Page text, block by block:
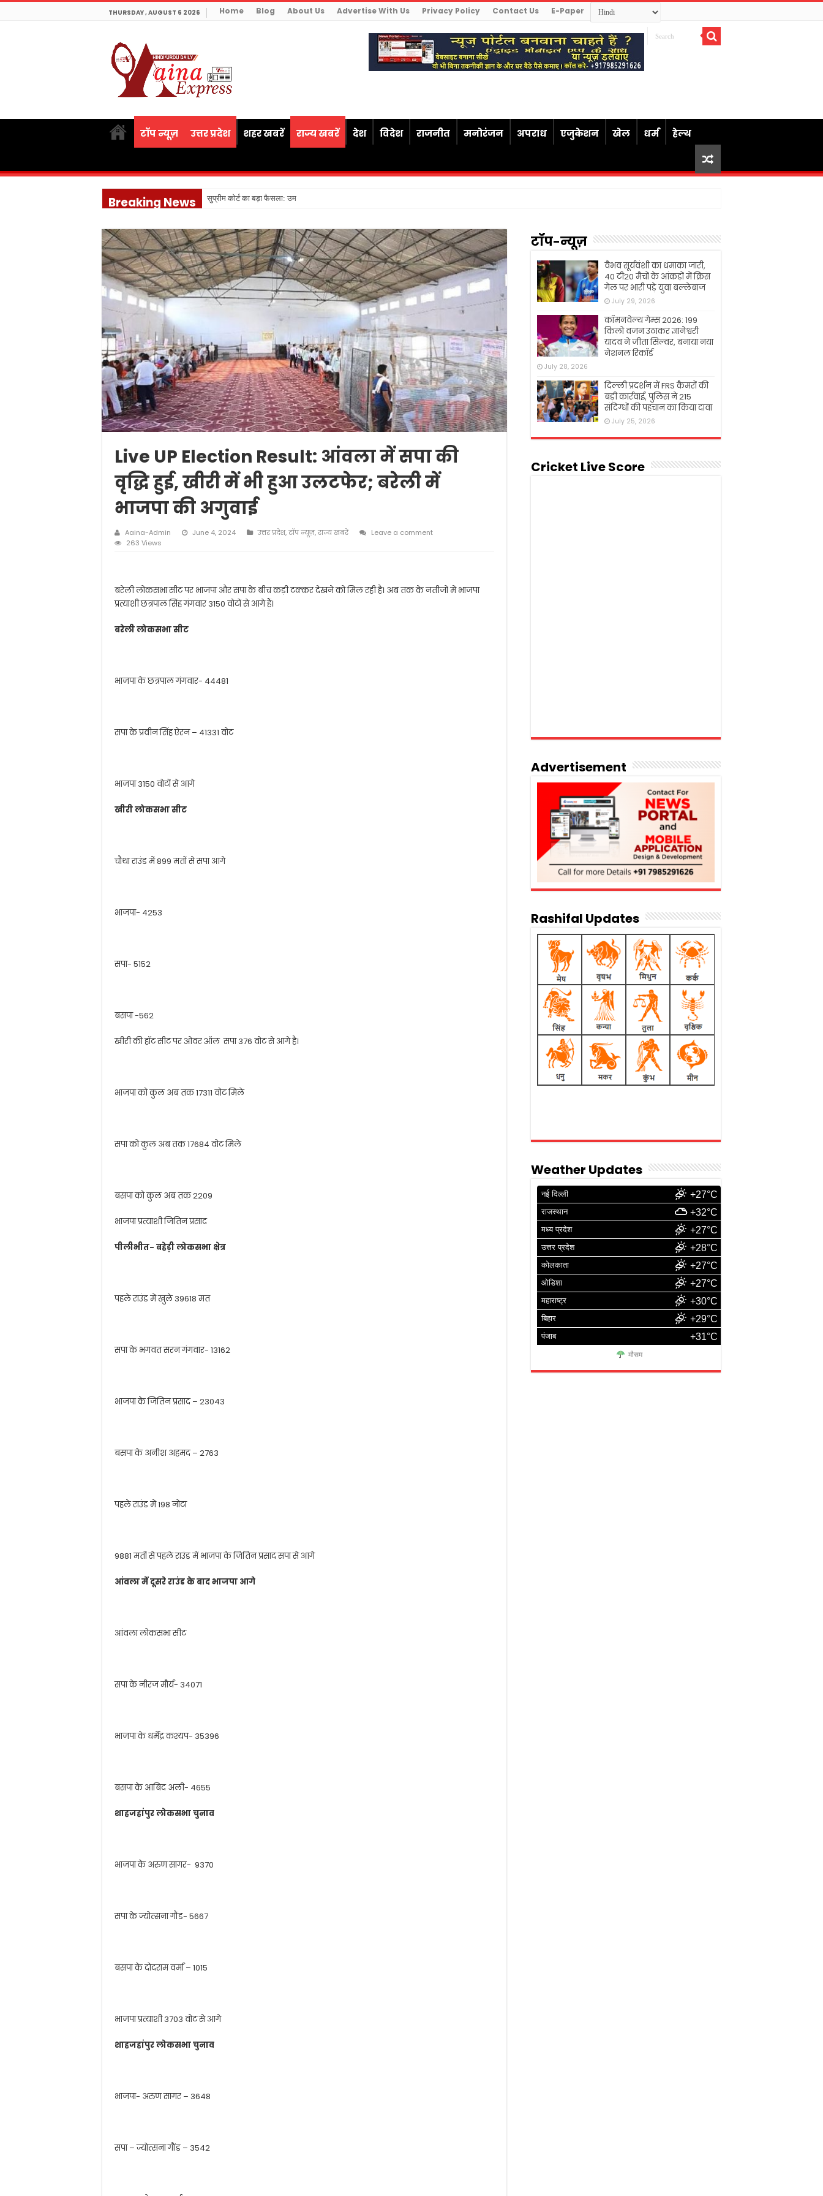
THURSDAY , AUGUST 6 2026 Home Blog About Us Advertise With Us Privacy Policy Contact Us E-Paper
टॉप न्यूज़ उत्तर प्रदेश शहर खबरें राज्य खबरें देश विदेश राजनीत मनोरंजन अपराध एजुकेशन खेल धर्म हेल्थ
Breaking News सुप्रीम कोर्ट का बड़ा फैसला: उम्रकैद के बाद मृत्यु तक जेल
Live UP Election Result: आंवला में सपा की
वृद्धि हुई, खीरी में भी हुआ उलटफेर; बरेली में
भाजपा की अगुवाई
Aaina-Admin June 4, 2024 उत्तर प्रदेश,टॉप न्यूज़,राज्य खबरें
Leave a comment
263 Views
बरेली लोकसभा सीट पर भाजपा और सपा के बीच कड़ी टक्कर देखने को मिल रही है। अब तक के नतीजों में भाजपा
प्रत्याशी छत्रपाल सिंह गंगवार 3150 वोटों से आगे हैं।
बरेली लोकसभा सीट
भाजपा के छत्रपाल गंगवार- 44481
सपा के प्रवीन सिंह ऐरन – 41331 वोट
भाजपा 3150 वोटों से आगे
खीरी लोकसभा सीट
चौथा राउंड में 899 मतों से सपा आगे
भाजपा- 4253
सपा- 5152
बसपा -562
खीरी की हॉट सीट पर ओवर ऑल सपा 376 वोट से आगे है।
भाजपा को कुल अब तक 17311 वोट मिले
सपा को कुल अब तक 17684 वोट मिले
बसपा को कुल अब तक 2209
भाजपा प्रत्याशी जितिन प्रसाद
पीलीभीत- बहेड़ी लोकसभा क्षेत्र
पहले राउंड में खुले 39618 मत
सपा के भगवत सरन गंगवार- 13162
भाजपा के जितिन प्रसाद – 23043
बसपा के अनीश अहमद – 2763
पहले राउंड में 198 नोटा
9881 मतों से पहले राउंड में भाजपा के जितिन प्रसाद सपा से आगे
आंवला में दूसरे राउंड के बाद भाजपा आगे
आंवला लोकसभा सीट
सपा के नीरज मौर्य- 34071
भाजपा के धर्मेंद्र कश्यप- 35396
बसपा के आबिद अली- 4655
शाहजहांपुर लोकसभा चुनाव
भाजपा के अरुण सागर- 9370
सपा के ज्योत्सना गौंड- 5667
बसपा के दोदराम वर्मा – 1015
भाजपा प्रत्याशी 3703 वोट से आगे
शाहजहांपुर लोकसभा चुनाव
भाजपा- अरुण सागर – 3648
सपा – ज्योत्सना गौंड – 3542
टॉप-न्यूज़
वैभव सूर्यवंशी का धमाका जारी,
40 टी20 मैचों के आंकड़ों में क्रिस
गेल पर भारी पड़े युवा बल्लेबाज
July 29, 2026
कॉमनवेल्थ गेम्स 2026: 199
किलो वजन उठाकर ज्ञानेश्वरी
यादव ने जीता सिल्वर, बनाया नया
नेशनल रिकॉर्ड
July 28, 2026
दिल्ली प्रदर्शन में FRS कैमरों की
बड़ी कार्रवाई, पुलिस ने 215
संदिग्धों की पहचान का किया दावा
July 25, 2026
Cricket Live Score
Advertisement
Rashifal Updates
Weather Updates
नई दिल्ली +27°C
राजस्थान +32°C
मध्य प्रदेश +27°C
उत्तर प्रदेश +28°C
कोलकाता +27°C
ओडिशा +27°C
महाराष्ट्र +30°C
बिहार +29°C
पंजाब +31°C
मौसम